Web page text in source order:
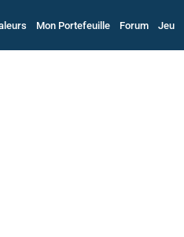
Mon Portefeuille Forum Jeu